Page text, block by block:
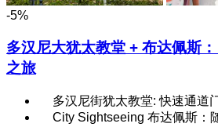
-5%
多汉尼大犹太教堂 + 布达佩斯
之旅
多汉尼街犹太教堂: 快速通道
City Sightseeing 布达佩斯：